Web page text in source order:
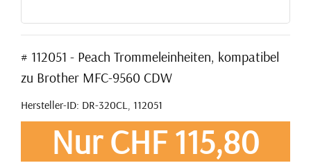
# 112051 - Peach Trommeleinheiten, kompatibel
zu Brother MFC-9560 CDW
Hersteller-ID: DR-320CL, 112051
Nur CHF 115,80